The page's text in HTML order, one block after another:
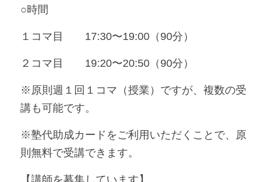
○時間
１コマ目　　17:30〜19:00（90分）
２コマ目　　19:20〜20:50（90分）
※原則週１回１コマ（授業）ですが、複数の受
講も可能です。
※塾代助成カードをご利用いただくことで、原
則無料で受講できます。
【講師を募集しています】